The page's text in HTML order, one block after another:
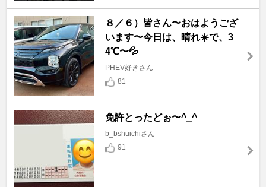
８／６）皆さん〜おはようござ
います〜今日は、晴れ☀️で、3
4℃〜💦
PHEV好きさん
81
免許とったどぉ〜^_^
b_bshuichiさん
91